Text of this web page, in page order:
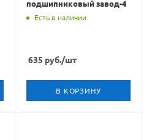
подшипниковый завод-4
Есть в наличии
635 руб./шт
В КОРЗИНУ